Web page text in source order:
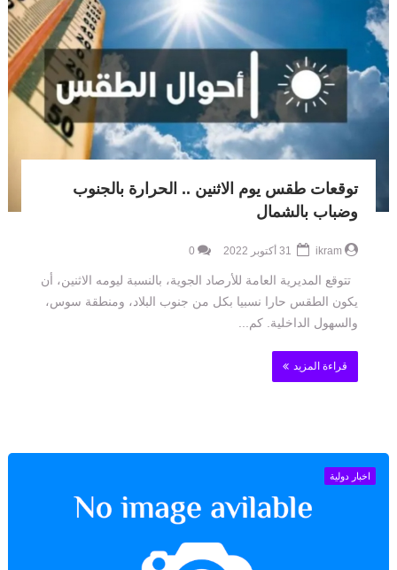
توقعات طقس يوم الاثنين .. الحرارة بالجنوب
وضباب بالشمال
ikram
0
تتوقع المديرية العامة للأرصاد الجوية، بالنسبة ليومه الاثنين، أن
يكون الطقس حارا نسبيا بكل من جنوب البلاد، ومنطقة سوس،
والسهول الداخلية. كم...
قراءة المزيد
اخبار دولية